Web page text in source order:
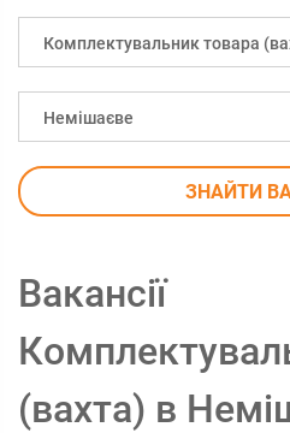
Комплектувальник товара
Немішаєве
ЗНАЙТИ
Вакансії
(вахта) в